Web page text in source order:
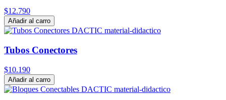
$12.790
Añadir al carro
Tubos Conectores
$10.190
Añadir al carro